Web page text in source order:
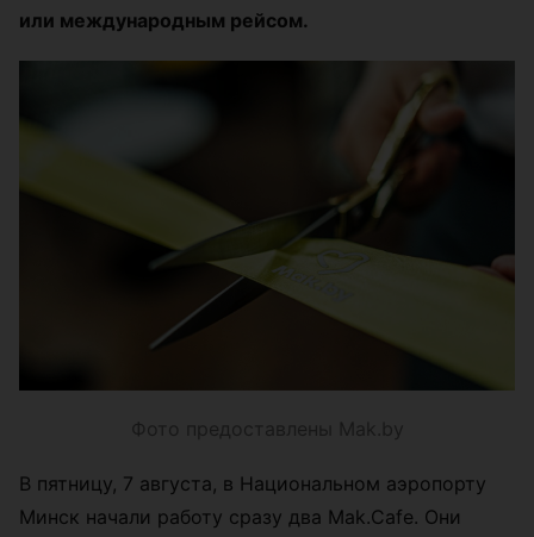
или международным рейсом.
Фото предоставлены Mak.by
В пятницу, 7 августа, в Национальном аэропорту
Минск начали работу сразу два Mak.Cafe. Они